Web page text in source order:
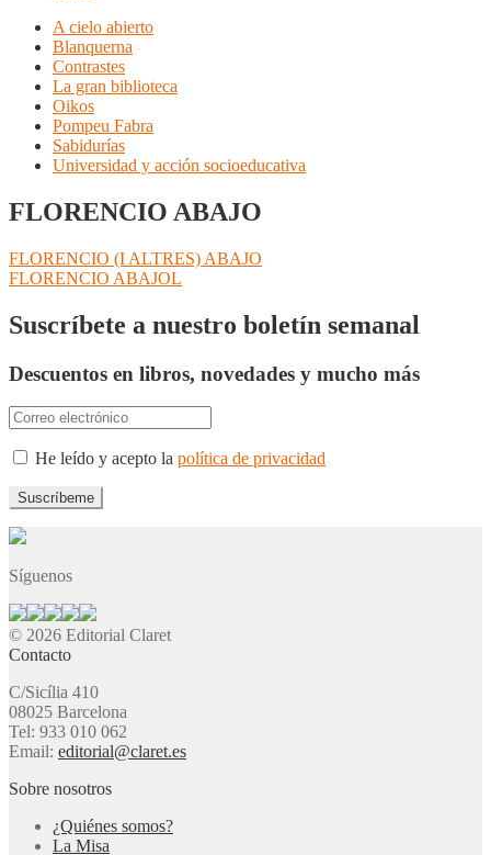
A cielo abierto
Blanquerna
Contrastes
La gran biblioteca
Oikos
Pompeu Fabra
Sabidurías
Universidad y acción socioeducativa
FLORENCIO ABAJO
Navegación
de
entradas
Anterior:
FLORENCIO (I ALTRES) ABAJO
Siguiente:
FLORENCIO ABAJOL
Suscríbete a nuestro boletín semanal
Descuentos en libros, novedades y mucho más
He leído y acepto la política de privacidad
Síguenos
© 2026 Editorial Claret
Contacto
C/Sicília 410
08025 Barcelona
Tel: 933 010 062
Email: editorial@claret.es
Sobre nosotros
¿Quiénes somos?
La Misa